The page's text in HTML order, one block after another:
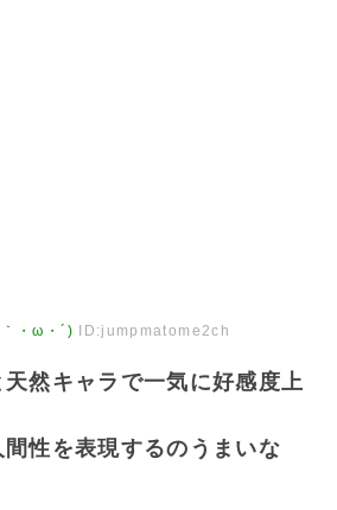
・ω・´) ID:jumpmatome2ch
然キャラで一気に好感度上
性を表現するのうまいな